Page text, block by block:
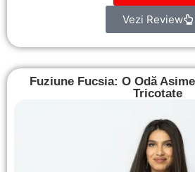
Vezi Review
Fuziune Fucsia: O Odă
Tricotate